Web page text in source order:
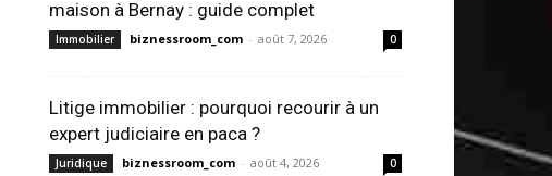
maison à Bernay : guide complet
Immobilier biznessroom_com - août 7, 2026 0
Litige immobilier : pourquoi recourir à un
expert judiciaire en paca ?
Juridique biznessroom_com - août 4, 2026 0